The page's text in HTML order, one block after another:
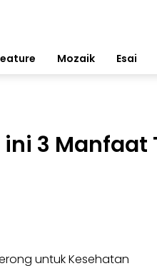
Mozaik Esai
3 Manfaat